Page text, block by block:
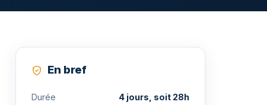
En bref
Durée 4 jours, soit 28h